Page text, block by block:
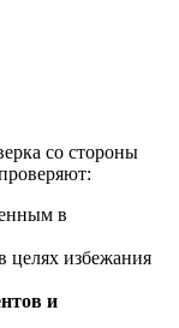
со стороны
в
целях избежания
и